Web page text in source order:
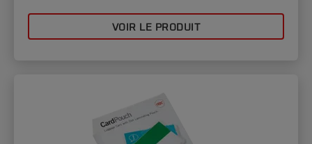
VOIR LE PRODUIT